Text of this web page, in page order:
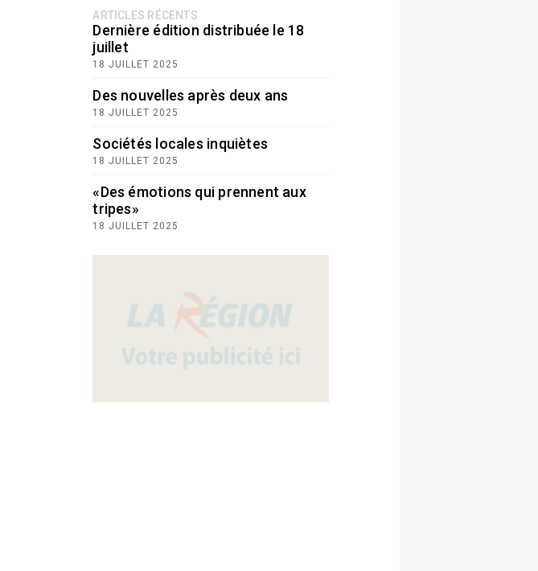
ARTICLES RÉCENTS
Dernière édition distribuée le 18
juillet
18 JUILLET 2025
Des nouvelles après deux ans
18 JUILLET 2025
Sociétés locales inquiètes
18 JUILLET 2025
«Des émotions qui prennent aux
tripes»
18 JUILLET 2025